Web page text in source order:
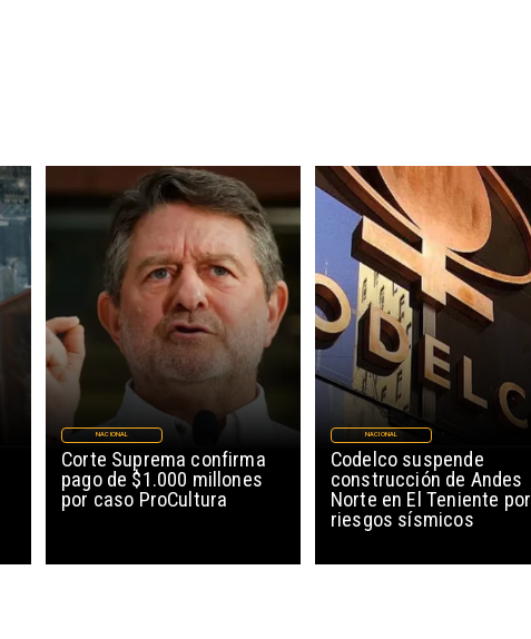
Corte Suprema confirma
pago de $1.000 millones
por caso ProCultura
NACIONAL
Codelco suspende
construcción de Andes
Norte en El Teniente por
riesgos sísmicos
NACIONAL